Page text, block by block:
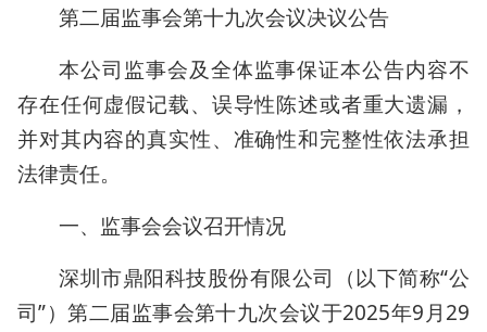
第二届监事会第十九次会议决议公告
本公司监事会及全体监事保证本公告内容不
存在任何虚假记载、误导性陈述或者重大遗漏，
并对其内容的真实性、准确性和完整性依法承担
法律责任。
一、监事会会议召开情况
深圳市鼎阳科技股份有限公司（以下简称“公
司”）第二届监事会第十九次会议于2025年9月29